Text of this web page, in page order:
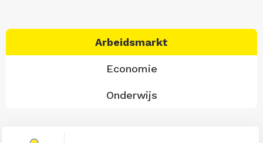
Arbeidsmarkt
Economie
Onderwijs